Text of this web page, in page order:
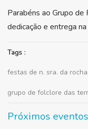
Parabéns ao Grupo
dedicação e entrega
Tags :
festas de n. sra. da rocha
grupo de folclore das
Próximos eventos